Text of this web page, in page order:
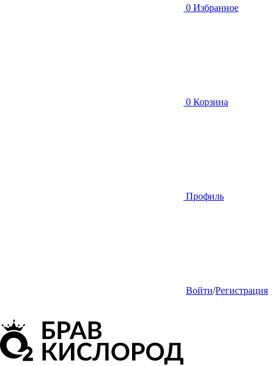
0 Избранное
0 Корзина
Профиль
Войти/Регистрация